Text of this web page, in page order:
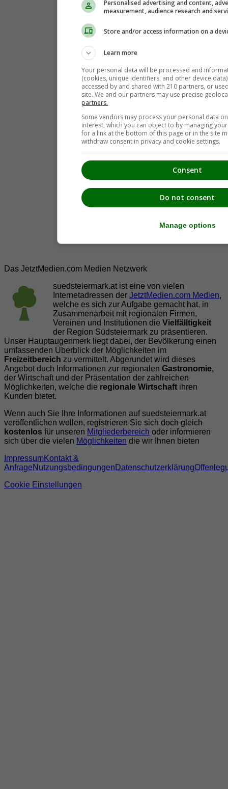
Das JetztMedien.com Medien Netzwerk
suedsteiermark.at ist eine von vielen
Internetadressen der JetztMedien.com Medien,
welche es sich zur Aufgabe gemacht hat, in
Zusammenarbeit mit regionalen Firmen,
Vereinen und Institutionen die Vielfälltigkeit
der Region Südsteiermark zu präsentieren.
Unser Hauptaugenmerk liegt dabei, der Bevölkerung einen
umfassenden Überblick der Möglichkeiten im
Freizeitbereich zu vermittelt. Abgerundet wird dieses
Angebot duch Informationen zur regionalen Gastronomie,
der Wirtschaft und der Präsentation der zahlreichen
Möglichkeiten, welche die regionale Wirtschaft ihren
Kunden bietet.
Wenn auch Sie Ihre Informationen auf suedsteiermark.at
veröffentlichen wollen, registrieren Sie sich doch gleich
kostenlos für unseren Mitgliederbereich oder informieren
sich über die vielen Möglichkeiten die wir Ihnen bieten
ImpressumKontakt &
AnfrageNutzungsbedingungen Datenschutzerklärung
Cookie Einstellungen
Personalised advertising and content,
measurement, audience research and
Store and/or access information on a
Learn more
Your personal data will be processed and
(cookies, unique identifiers, and other device
accessed by and shared with 210 partners, or
site. We and our partners may use precise
partners.
Some vendors may process your personal data
interest, which you can object to by managing
for a link at the bottom of this page or in the site
withdraw consent in privacy and cookie settings.
Consent
Do not consent
Manage options